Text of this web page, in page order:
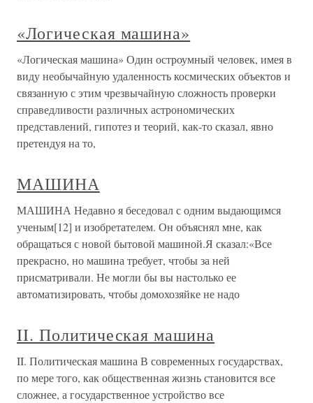
«Логическая машина»
«Логическая машина» Один остроумный человек, имея в
виду необычайную удаленность космических объектов и
связанную с этим чрезвычайную сложность проверки
справедливости различных астрономических
представлений, гипотез и теорий, как-то сказал, явно
претендуя на то,
МАШИНА
МАШИНА Недавно я беседовал с одним выдающимся
ученым[12] и изобретателем. Он объяснял мне, как
обращаться с новой бытовой машиной.Я сказал:«Все
прекрасно, но машина требует, чтобы за ней
присматривали. Не могли бы вы настолько ее
автоматизировать, чтобы домохозяйке не надо
II. Политическая машина
II. Политическая машина В современных государствах,
по мере того, как общественная жизнь становится все
сложнее, а государственное устройство все